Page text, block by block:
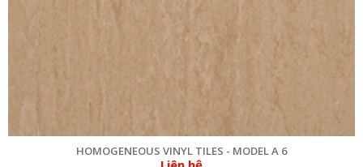
HOMOGENEOUS VINYL TILES - MODEL A 6